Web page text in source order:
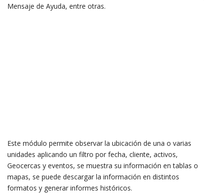
Mensaje de Ayuda, entre otras.
Este módulo permite observar la ubicación de una o varias
unidades aplicando un filtro por fecha, cliente, activos,
Geocercas y eventos, se muestra su información en tablas o
mapas, se puede descargar la información en distintos
formatos y generar informes históricos.